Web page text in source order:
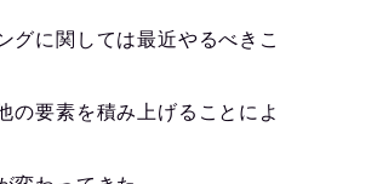
グに関しては最近やるべきこ
の要素を積み上げることによ